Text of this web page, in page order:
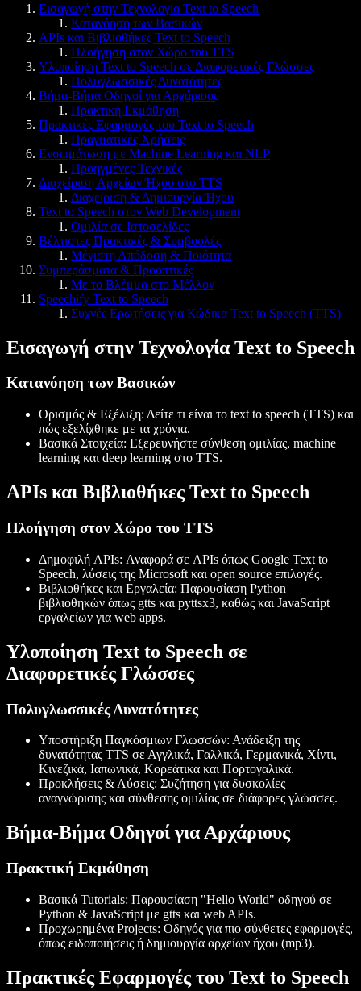
Εισαγωγή στην Τεχνολογία Text to Speech
Κατανόηση των Βασικών
APIs και Βιβλιοθήκες Text to Speech
Πλοήγηση στον Χώρο του TTS
Υλοποίηση Text to Speech σε Διαφορετικές Γλώσσες
Πολυγλωσσικές Δυνατότητες
Βήμα-Βήμα Οδηγοί για Αρχάριους
Πρακτική Εκμάθηση
Πρακτικές Εφαρμογές του Text to Speech
Πραγματικές Χρήσεις
Ενσωμάτωση με Machine Learning και NLP
Προηγμένες Τεχνικές
Διαχείριση Αρχείων Ήχου στο TTS
Διαχείριση & Δημιουργία Ήχου
Text to Speech στον Web Development
Ομιλία σε Ιστοσελίδες
Βέλτιστες Πρακτικές & Συμβουλές
Μέγιστη Απόδοση & Ποιότητα
Συμπεράσματα & Προοπτικές
Με το Βλέμμα στο Μέλλον
Speechify Text to Speech
Συχνές Ερωτήσεις για Κώδικα Text to Speech (TTS)
Εισαγωγή στην Τεχνολογία Text to Speech
Κατανόηση των Βασικών
Ορισμός & Εξέλιξη: Δείτε τι είναι το text to speech (TTS) και
πώς εξελίχθηκε με τα χρόνια.
Βασικά Στοιχεία: Εξερευνήστε σύνθεση ομιλίας, machine
learning και deep learning στο TTS.
APIs και Βιβλιοθήκες Text to Speech
Πλοήγηση στον Χώρο του TTS
Δημοφιλή APIs: Αναφορά σε APIs όπως Google Text to
Speech, λύσεις της Microsoft και open source επιλογές.
Βιβλιοθήκες και Εργαλεία: Παρουσίαση Python
βιβλιοθηκών όπως gtts και pyttsx3, καθώς και JavaScript
εργαλείων για web apps.
Υλοποίηση Text to Speech σε
Διαφορετικές Γλώσσες
Πολυγλωσσικές Δυνατότητες
Υποστήριξη Παγκόσμιων Γλωσσών: Ανάδειξη της
δυνατότητας TTS σε Αγγλικά, Γαλλικά, Γερμανικά, Χίντι,
Κινεζικά, Ιαπωνικά, Κορεάτικα και Πορτογαλικά.
Προκλήσεις & Λύσεις: Συζήτηση για δυσκολίες
αναγνώρισης και σύνθεσης ομιλίας σε διάφορες γλώσσες.
Βήμα-Βήμα Οδηγοί για Αρχάριους
Πρακτική Εκμάθηση
Βασικά Tutorials: Παρουσίαση "Hello World" οδηγού σε
Python & JavaScript με gtts και web APIs.
Προχωρημένα Projects: Οδηγός για πιο σύνθετες εφαρμογές,
όπως ειδοποιήσεις ή δημιουργία αρχείων ήχου (mp3).
Πρακτικές Εφαρμογές του Text to Speech